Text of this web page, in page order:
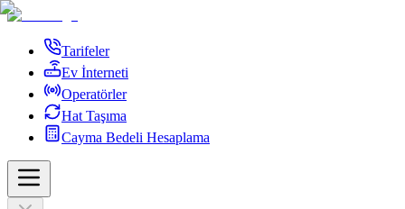
Tarifeler
Ev İnterneti
Operatörler
Hat Taşıma
Cayma Bedeli Hesaplama